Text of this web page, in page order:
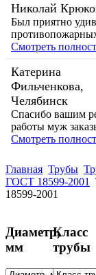
Николай
Был приятно
Смотреть
Катерина
Фильченкова,
Челябинск
Спасибо вашим
работы муж
Смотреть
Главная Трубы
ГОСТ 18599-2001
18599-2001
Диаметр,
мм
Класс
трубы